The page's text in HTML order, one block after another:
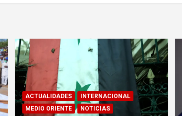
ACTUALIDADES
INTERNACIONAL
MEDIO ORIENTE
NOTICIAS